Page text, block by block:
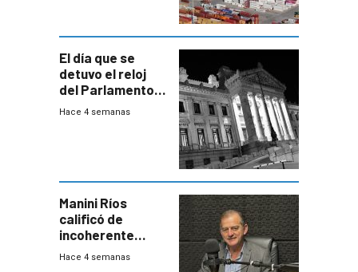
El día que se
detuvo el reloj
del Parlamento
para negociar
Hace 4 semanas
Manini Ríos
calificó de
incoherente
decisión de
Hace 4 semanas